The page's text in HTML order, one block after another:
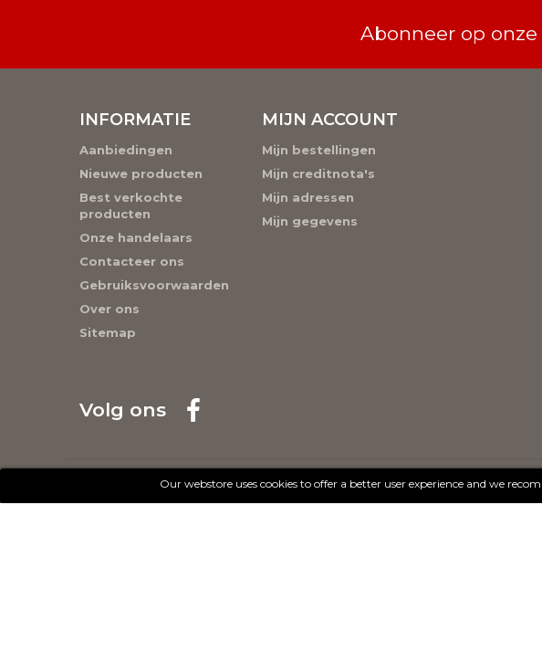
Our webstore uses cookies to offer a better user experience and we
Abonneer op
INFORMATIE
Aanbiedingen
Nieuwe producten
Best verkochte
producten
Onze handelaars
Contacteer ons
Gebruiksvoorwaarden
Over ons
Sitemap
MIJN ACCOUNT
Mijn bestellingen
Mijn creditnota's
Mijn adressen
Mijn gegevens
Volg ons